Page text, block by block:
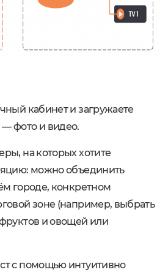
кабинет и загружаете
фото и видео.
на которых хотите
можно объединить
городе, конкретном
зоне (например, выбрать
и овощей или
с помощью интуитивно